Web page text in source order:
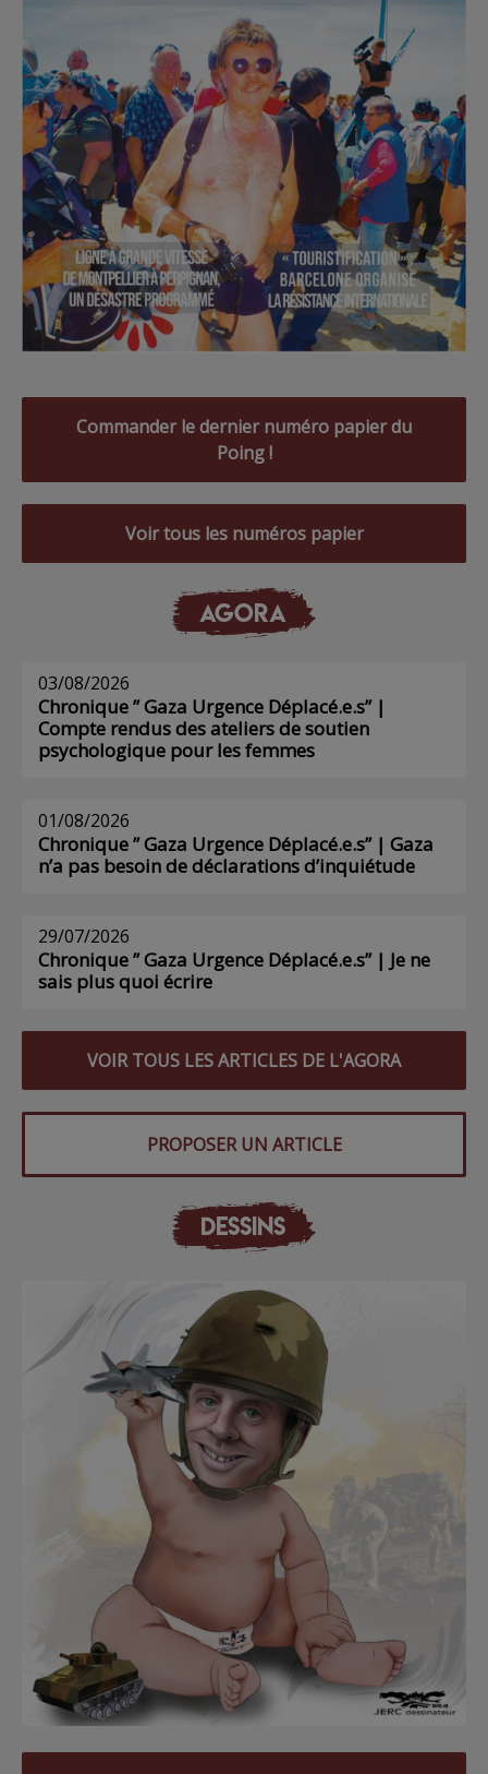
Commander le dernier numéro papier du
Poing !
Voir tous les numéros papier
AGORA
03/08/2026
Chronique ” Gaza Urgence Déplacé.e.s” |
Compte rendus des ateliers de soutien
psychologique pour les femmes
01/08/2026
Chronique ” Gaza Urgence Déplacé.e.s” | Gaza
n’a pas besoin de déclarations d’inquiétude
29/07/2026
Chronique ” Gaza Urgence Déplacé.e.s” | Je ne
sais plus quoi écrire
VOIR TOUS LES ARTICLES DE L'AGORA
PROPOSER UN ARTICLE
DESSINS